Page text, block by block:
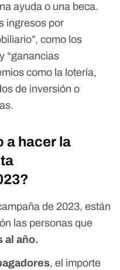
ayuda o una beca.
ingresos por
como los
“ganancias
como la lotería,
de inversión o
a hacer la
de 2023, están
las personas que
al año.
, el importe